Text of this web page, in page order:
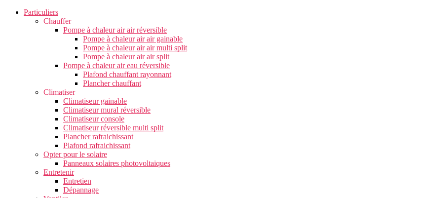
Particuliers
Chauffer
Pompe à chaleur air air réversible
Pompe à chaleur air air gainable
Pompe à chaleur air air multi split
Pompe à chaleur air air split
Pompe à chaleur air eau réversible
Plafond chauffant rayonnant
Plancher chauffant
Climatiser
Climatiseur gainable
Climatiseur mural réversible
Climatiseur console
Climatiseur réversible multi split
Plancher rafraichissant
Plafond rafraichissant
Opter pour le solaire
Panneaux solaires photovoltaiques
Entretenir
Entretien
Dépannage